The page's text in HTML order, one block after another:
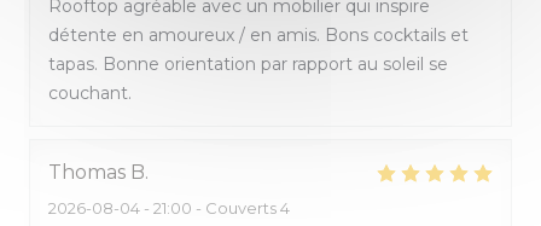
Rooftop agréable avec un mobilier qui inspire
détente en amoureux / en amis. Bons cocktails et
tapas. Bonne orientation par rapport au soleil se
couchant.
Thomas B
2026-08-04 - 21:00 - Couverts 4